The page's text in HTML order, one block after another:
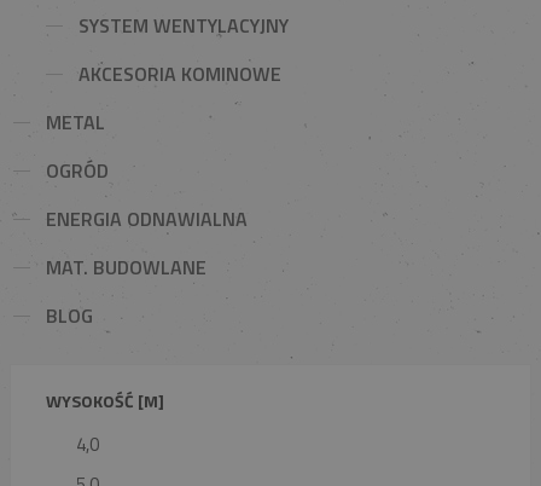
SYSTEM WENTYLACYJNY
AKCESORIA KOMINOWE
METAL
OGRÓD
ENERGIA ODNAWIALNA
MAT. BUDOWLANE
BLOG
WYSOKOŚĆ [M]
4,0